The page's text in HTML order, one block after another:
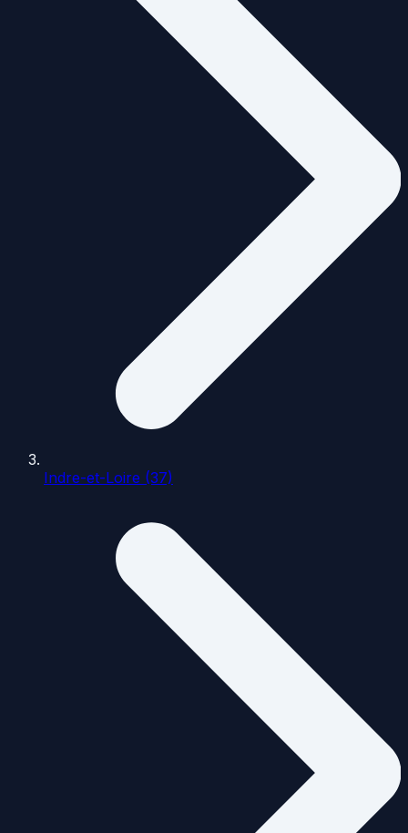
Indre-et-Loire (37)